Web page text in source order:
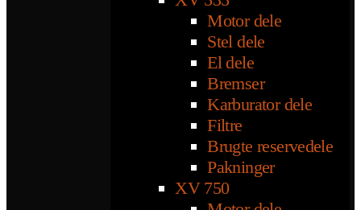
Motor dele
Stel dele
El dele
Bremser
Karburator dele
Filtre
Brugte reservedele
Pakninger
XV 750